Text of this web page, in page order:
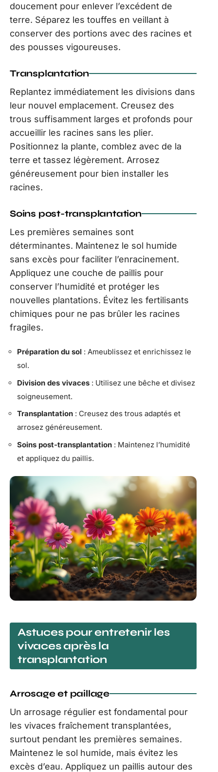
doucement pour enlever l’excédent de
terre. Séparez les touffes en veillant à
conserver des portions avec des racines et
des pousses vigoureuses.
Transplantation
Replantez immédiatement les divisions dans
leur nouvel emplacement. Creusez des
trous suffisamment larges et profonds pour
accueillir les racines sans les plier.
Positionnez la plante, comblez avec de la
terre et tassez légèrement. Arrosez
généreusement pour bien installer les
racines.
Soins post-transplantation
Les premières semaines sont
déterminantes. Maintenez le sol humide
sans excès pour faciliter l’enracinement.
Appliquez une couche de paillis pour
conserver l’humidité et protéger les
nouvelles plantations. Évitez les fertilisants
chimiques pour ne pas brûler les racines
fragiles.
Préparation du sol : Ameublissez et enrichissez le
sol.
Division des vivaces : Utilisez une bêche et divisez
soigneusement.
Transplantation : Creusez des trous adaptés et
arrosez généreusement.
Soins post-transplantation : Maintenez l’humidité
et appliquez du paillis.
Astuces pour entretenir les
vivaces après la
transplantation
Arrosage et paillage
Un arrosage régulier est fondamental pour
les vivaces fraîchement transplantées,
surtout pendant les premières semaines.
Maintenez le sol humide, mais évitez les
excès d’eau. Appliquez un paillis autour des